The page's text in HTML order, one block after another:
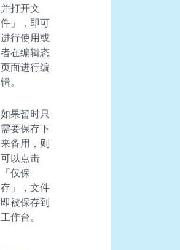
并打开文
件」，即可
进行使用或
者在编辑态
页面进行编
辑。
如果暂时只
需要保存下
来备用，则
可以点击
「仅保
存」，文件
即被保存到
工作台。